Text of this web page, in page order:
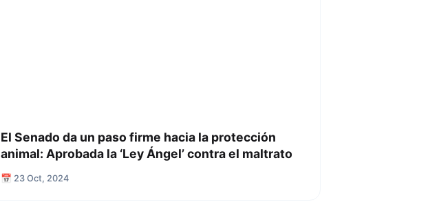
El Senado da un paso firme hacia la protección
animal: Aprobada la ‘Ley Ángel’ contra el maltrato
📅 23 Oct, 2024